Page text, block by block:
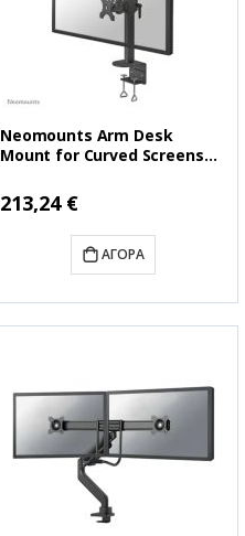
Neomounts Arm Desk
Mount for Curved Screens
D960DVBLACKPLUS)
Ειδική
Τιμή
213,24 €
ΑΓΟΡΆ